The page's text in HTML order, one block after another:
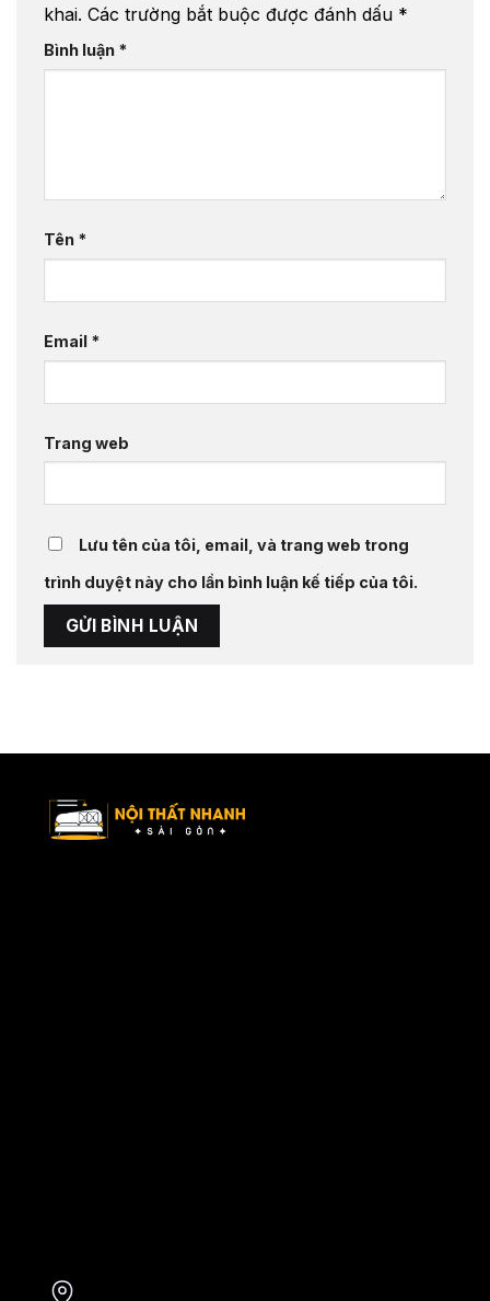
khai. Các trường bắt buộc được đánh dấu *
Bình luận *
Tên *
Email *
Trang web
Lưu tên của tôi, email, và trang web trong
trình duyệt này cho lần bình luận kế tiếp của tôi.